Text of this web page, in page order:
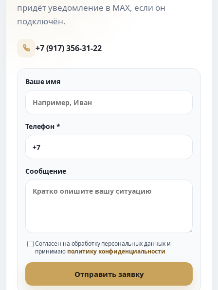
придёт уведомление в MAX, если он
подключён.
+7 (917) 356-31-22
Ваше имя
Телефон *
Сообщение
Согласен на обработку персональных данных и
принимаю политику конфиденциальности
Отправить заявку